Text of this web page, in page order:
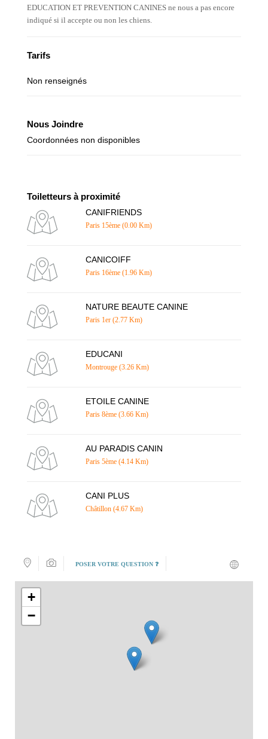
EDUCATION ET PREVENTION CANINES ne nous a pas encore
indiqué si il accepte ou non les chiens.
Tarifs
Non renseignés
Nous Joindre
Coordonnées non disponibles
Toiletteurs à proximité
CANIFRIENDS
Paris 15ème (0.00 Km)
CANICOIFF
Paris 16ème (1.96 Km)
NATURE BEAUTE CANINE
Paris 1er (2.77 Km)
EDUCANI
Montrouge (3.26 Km)
ETOILE CANINE
Paris 8ème (3.66 Km)
AU PARADIS CANIN
Paris 5ème (4.14 Km)
CANI PLUS
Châtillon (4.67 Km)
POSER VOTRE QUESTION ❓
+
−